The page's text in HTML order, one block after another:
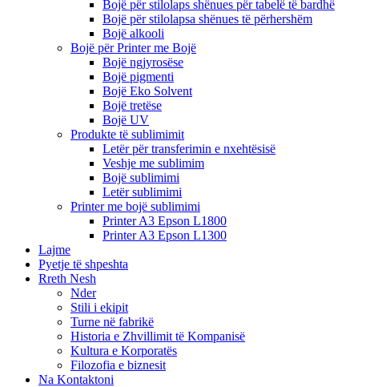
Bojë për stilolaps shënues për tabelë të bardhë
Bojë për stilolapsa shënues të përhershëm
Bojë alkooli
Bojë për Printer me Bojë
Bojë ngjyrosëse
Bojë pigmenti
Bojë Eko Solvent
Bojë tretëse
Bojë UV
Produkte të sublimimit
Letër për transferimin e nxehtësisë
Veshje me sublimim
Bojë sublimimi
Letër sublimimi
Printer me bojë sublimimi
Printer A3 Epson L1800
Printer A3 Epson L1300
Lajme
Pyetje të shpeshta
Rreth Nesh
Nder
Stili i ekipit
Turne në fabrikë
Historia e Zhvillimit të Kompanisë
Kultura e Korporatës
Filozofia e biznesit
Na Kontaktoni